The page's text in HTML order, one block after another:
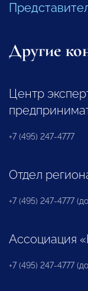
Другие
Центр
+7 (495) 247-4777
Отдел
+7 (495) 247-4777
Ассоциация
+7 (495) 247-4777